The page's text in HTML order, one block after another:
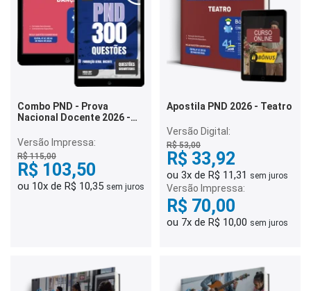
Combo PND - Prova
Nacional Docente 2026 -
Versão Impressa:
R$ 115,00
R$ 103,50
ou 10x de R$ 10,35 sem juros
Apostila PND 2026 - Teatro
Versão Digital:
R$ 53,00
R$ 33,92
ou 3x de R$ 11,31 sem juros
Versão Impressa:
R$ 70,00
ou 7x de R$ 10,00 sem juros